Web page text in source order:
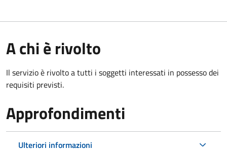
A chi è rivolto
Il servizio è rivolto a tutti i soggetti interessati in possesso dei
requisiti previsti.
Approfondimenti
Ulteriori informazioni